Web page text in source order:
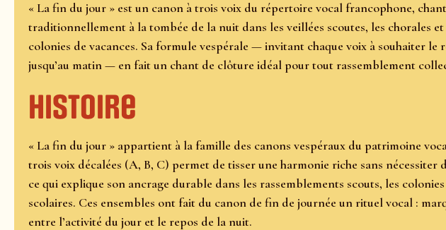
« La fin du jour » est un canon à trois voix du répertoire vocal francophone,
traditionnellement à la tombée de la nuit dans les veillées scoutes, les chorales et
colonies de vacances. Sa formule vespérale — invitant chaque voix à souhaiter le
jusqu’au matin — en fait un chant de clôture idéal pour tout rassemblement
Histoire
« La fin du jour » appartient à la famille des canons vespéraux du patrimoine
trois voix décalées (A, B, C) permet de tisser une harmonie riche sans nécessiter
ce qui explique son ancrage durable dans les rassemblements scouts, les
scolaires. Ces ensembles ont fait du canon de fin de journée un rituel vocal :
entre l’activité du jour et le repos de la nuit.